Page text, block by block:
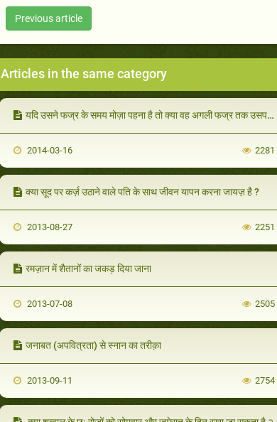
Previous article
Articles in the same category
यदि उसने फज्र के समय मोज़ा पहना है तो क्या वह अगली फज्र तक उसपर मसह करेगा?
2014-03-16 2281
क्या सूद पर कर्ज़ उठाने वाले पति के साथ जीवन यापन करना जायज़ है ?
2013-08-27 2251
रमज़ान में शैतानों का जकड़ दिया जाना
2013-07-08 2505
जनाबत (अपवित्रता) से स्नान का तरीक़ा
2013-09-11 2754